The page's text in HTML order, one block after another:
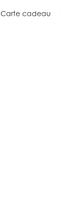
Carte cadeau